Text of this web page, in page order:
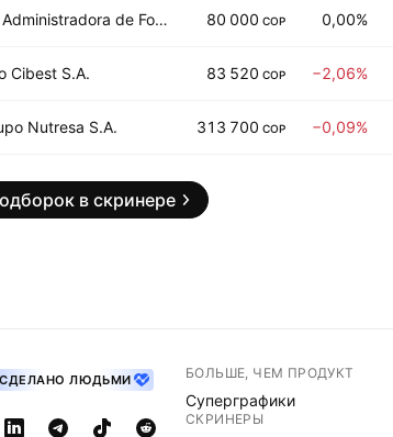
Administradora de Fondos de Pensiones y Cesantias Proteccion SA 80 000 COP 0,00%
Cibest S.A. 83 520 COP −2,06%
Nutresa S.A. 313 700 COP −0,09%
в скринере
СДЕЛАНО ЛЮДЬМИ БОЛЬШЕ, ЧЕМ ПРОДУКТ
Суперграфики
СКРИНЕРЫ